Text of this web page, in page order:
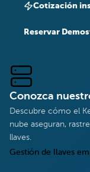
Cotización
Reservar
Conozca
Descubre cómo el
nube aseguran,
llaves.
Gestión de llaves